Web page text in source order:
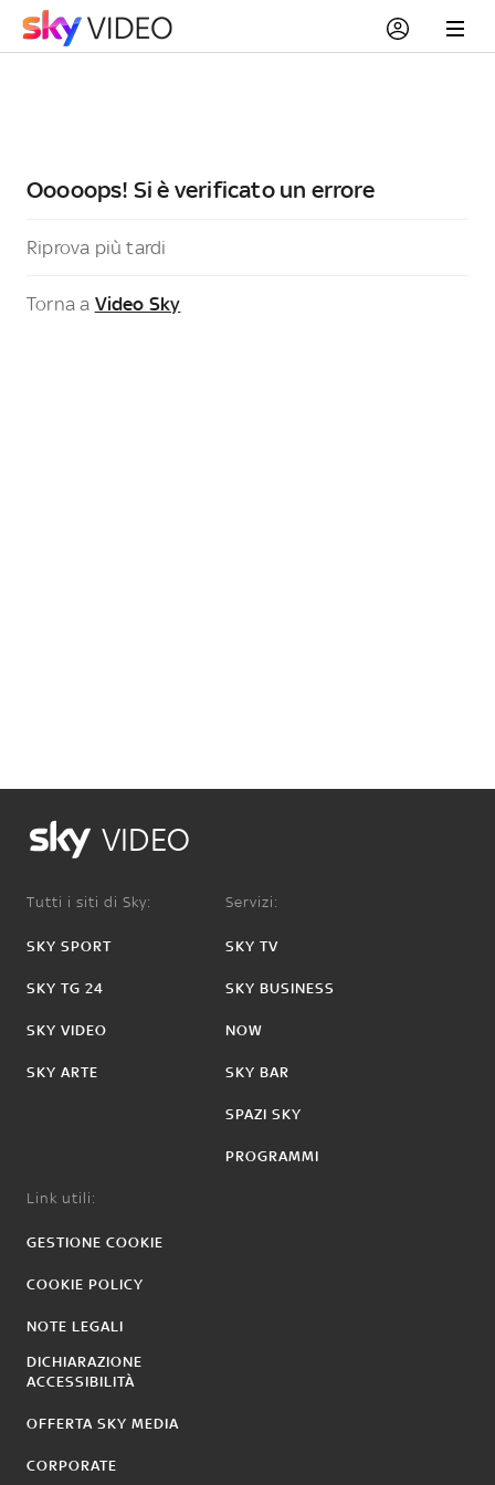
Ooooops! Si è verificato un errore
Riprova più tardi
Torna a Video Sky
VIDEO
Tutti i siti di Sky:
SKY SPORT
SKY TG 24
SKY VIDEO
SKY ARTE
Servizi:
SKY TV
SKY BUSINESS
NOW
SKY BAR
SPAZI SKY
PROGRAMMI
Link utili:
GESTIONE COOKIE
COOKIE POLICY
NOTE LEGALI
DICHIARAZIONE
ACCESSIBILITÀ
OFFERTA SKY MEDIA
CORPORATE